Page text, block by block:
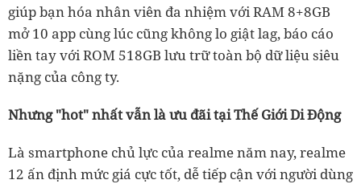
giúp bạn hóa nhân viên đa nhiệm với RAM 8+8GB
mở 10 app cùng lúc cũng không lo giật lag, báo cáo
liền tay với ROM 518GB lưu trữ toàn bộ dữ liệu siêu
nặng của công ty.
Nhưng "hot" nhất vẫn là ưu đãi tại Thế Giới Di Động
Là smartphone chủ lực của realme năm nay, realme
12 ấn định mức giá cực tốt, dễ tiếp cận với người dùng